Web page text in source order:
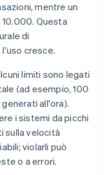
mentre un
Questa
di
cresce.
limiti sono legati
(ad esempio, 100
all'ora).
i sistemi da picchi
sulla velocità
violarli può
o a errori.